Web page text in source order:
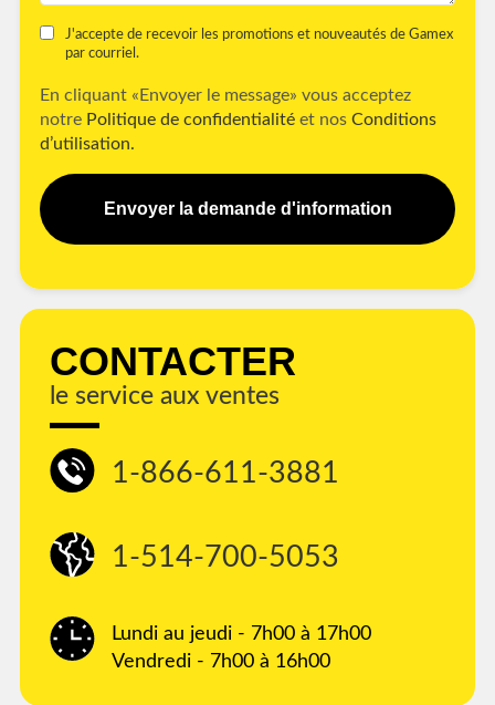
J'accepte de recevoir les promotions et nouveautés de Gamex
par courriel.
En cliquant «Envoyer le message» vous acceptez
notre Politique de confidentialité et nos Conditions
d’utilisation.
Envoyer la demande d'information
CONTACTER
le service aux ventes
1-866-611-3881
1-514-700-5053
Lundi au jeudi - 7h00 à 17h00
Vendredi - 7h00 à 16h00